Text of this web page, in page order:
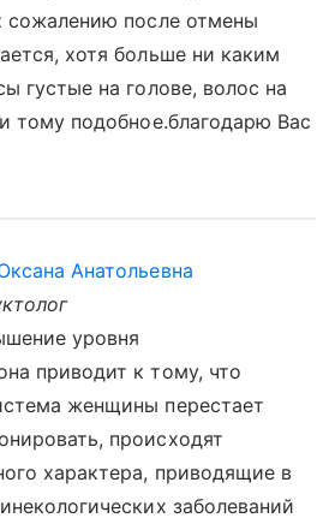
сожалению после отмены
хотя больше ни каким
густые на голове, волос на
тому подобное.благодарю Вас
Анатольевна
уровня
приводит к тому, что
женщины перестает
происходят
характера, приводящие в
заболеваний